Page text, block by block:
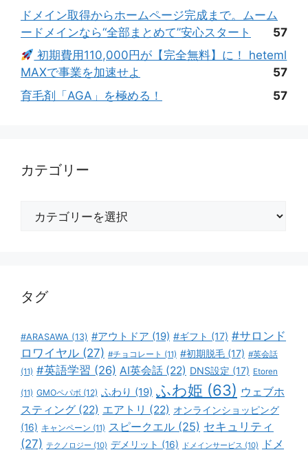
ドメイン取得からホームページ完成まで。ムーム
ードメインなら“全部まとめて”安心スタート
57
初期費用110,000円が【完全無料】に！ heteml
MAXで事業を加速せよ
57
育毛剤「AGA」を極める！
57
カテゴリー
タグ
#ARASAWA (13) #アウトドア (19) #ギフト (17) #サロンド
ロワイヤル (27) #チョコレート (11) #初期脱毛 (17) #英会話
(11) #英語学習 (26) AI英会話 (22) DNS設定 (17) Etoren
(11) GMOペパボ (12) ふわり (19) ふわ姫 (63) ウェブホ
スティング (22) エアトリ (22) オンラインショッピング
(16) キャンペーン (11) スピークエル (25) セキュリティ
(27) テクノロジー (10) デメリット (16) ドメインサービス (10) ドメ